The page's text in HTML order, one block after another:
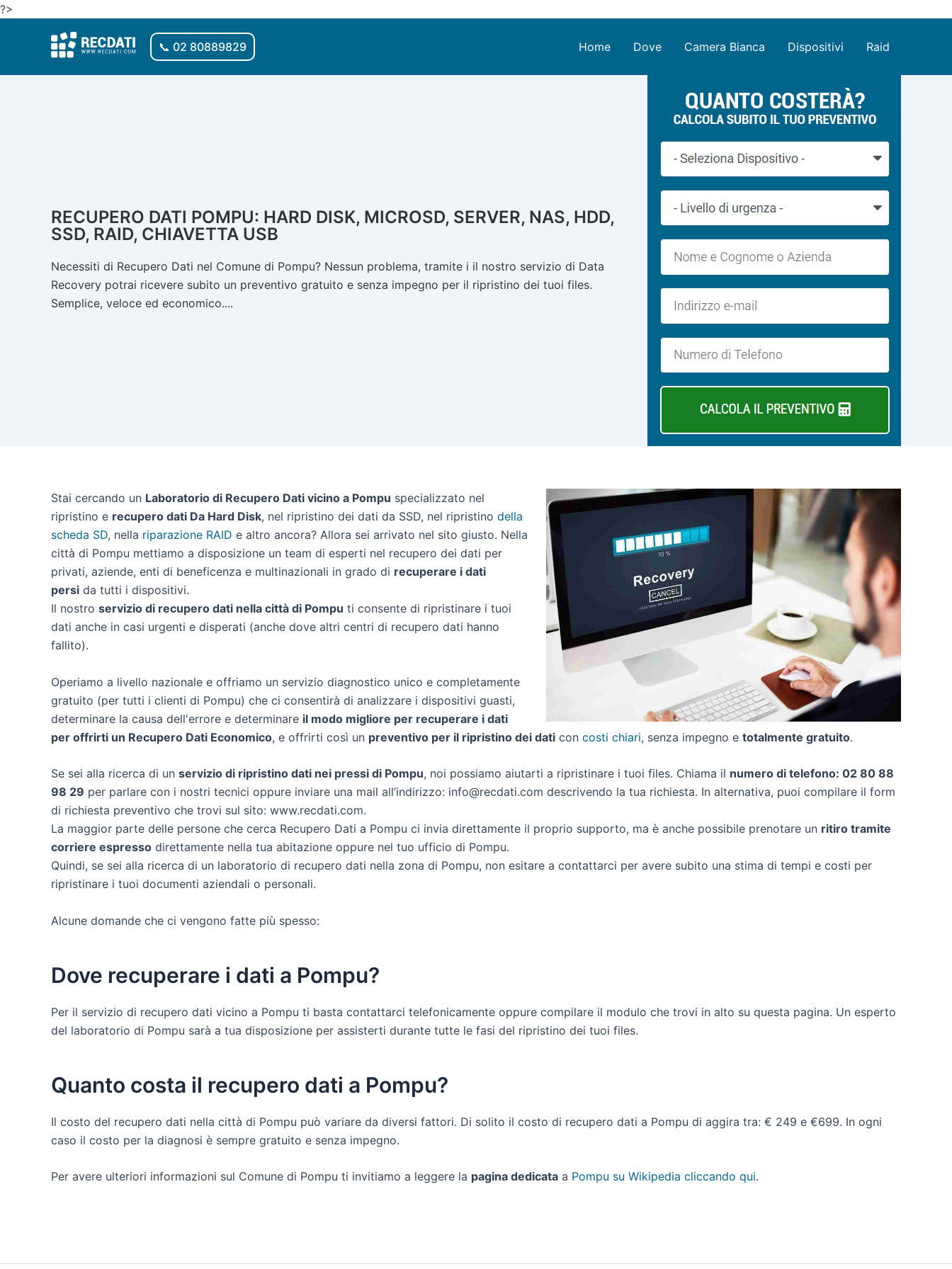
?>
contenuto
📞 02 80889829 Home Dove Camera Bianca Dispositivi Raid
RECUPERO DATI POMPU: HARD DISK, MICROSD, SERVER, NAS, HDD,
SSD, RAID, CHIAVETTA USB
Necessiti di Recupero Dati nel Comune di Pompu? Nessun problema, tramite i il nostro servizio di Data
Recovery potrai ricevere subito un preventivo gratuito e senza impegno per il ripristino dei tuoi files.
Semplice, veloce ed economico....
Stai cercando un Laboratorio di Recupero Dati vicino a Pompu specializzato nel
ripristino e recupero dati Da Hard Disk, nel ripristino dei dati da SSD, nel ripristino della
scheda SD, nella riparazione RAID e altro ancora? Allora sei arrivato nel sito giusto. Nella
città di Pompu mettiamo a disposizione un team di esperti nel recupero dei dati per
privati, aziende, enti di beneficenza e multinazionali in grado di recuperare i dati
persi da tutti i dispositivi.
Il nostro servizio di recupero dati nella città di Pompu ti consente di ripristinare i tuoi
dati anche in casi urgenti e disperati (anche dove altri centri di recupero dati hanno
fallito).
Operiamo a livello nazionale e offriamo un servizio diagnostico unico e completamente
gratuito (per tutti i clienti di Pompu) che ci consentirà di analizzare i dispositivi guasti,
determinare la causa dell'errore e determinare il modo migliore per recuperare i dati
per offrirti un Recupero Dati Economico, e offrirti così un preventivo per il ripristino dei dati con costi chiari, senza impegno e totalmente gratuito.
Se sei alla ricerca di un servizio di ripristino dati nei pressi di Pompu, noi possiamo aiutarti a ripristinare i tuoi files. Chiama il numero di telefono: 02 80 88
98 29 per parlare con i nostri tecnici oppure inviare una mail all’indirizzo: info@recdati.com descrivendo la tua richiesta. In alternativa, puoi compilare il form
di richiesta preventivo che trovi sul sito: www.recdati.com.
La maggior parte delle persone che cerca Recupero Dati a Pompu ci invia direttamente il proprio supporto, ma è anche possibile prenotare un ritiro tramite
corriere espresso direttamente nella tua abitazione oppure nel tuo ufficio di Pompu.
Quindi, se sei alla ricerca di un laboratorio di recupero dati nella zona di Pompu, non esitare a contattarci per avere subito una stima di tempi e costi per
ripristinare i tuoi documenti aziendali o personali.
Alcune domande che ci vengono fatte più spesso:
Dove recuperare i dati a Pompu?
Per il servizio di recupero dati vicino a Pompu ti basta contattarci telefonicamente oppure compilare il modulo che trovi in alto su questa pagina. Un esperto
del laboratorio di Pompu sarà a tua disposizione per assisterti durante tutte le fasi del ripristino dei tuoi files.
Quanto costa il recupero dati a Pompu?
Il costo del recupero dati nella città di Pompu può variare da diversi fattori. Di solito il costo di recupero dati a Pompu di aggira tra: € 249 e €699. In ogni
caso il costo per la diagnosi è sempre gratuito e senza impegno.
Per avere ulteriori informazioni sul Comune di Pompu ti invitiamo a leggere la pagina dedicata a Pompu su Wikipedia cliccando qui.